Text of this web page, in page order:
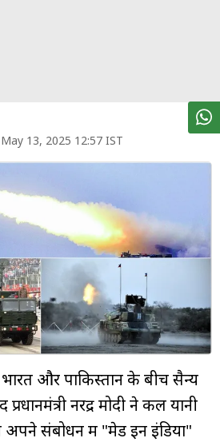
May 13, 2025 12:57 IST
भारत और पाकिस्तान के बीच सैन्य
नरेंद्र मोदी ने कल यानी
अपने संबोधन में "मेड इन इंडिया"